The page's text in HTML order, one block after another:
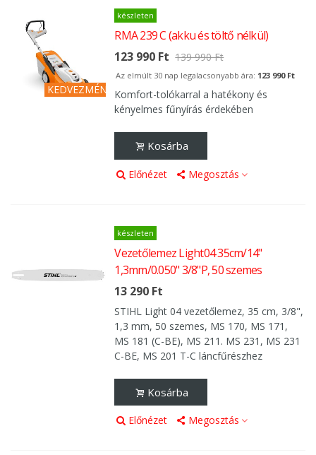
KEDVEZMÉNY -16 000 Ft
készleten
RMA 239 C (akku és töltő nélkül)
123 990 Ft 139 990 Ft
Az elmúlt 30 nap legalacsonyabb ára: 123 990 Ft
Komfort-tolókarral a hatékony és
kényelmes fűnyírás érdekében
Kosárba
Előnézet Megosztás
készleten
Vezetőlemez Light04 35cm/14"
1,3mm/0.050" 3/8"P, 50 szemes
13 290 Ft
STIHL Light 04 vezetőlemez, 35 cm, 3/8",
1,3 mm, 50 szemes, MS 170, MS 171,
MS 181 (C-BE), MS 211. MS 231, MS 231
C-BE, MS 201 T-C láncfűrészhez
Kosárba
Előnézet Megosztás